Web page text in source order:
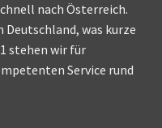
nach Österreich.
was kurze
stehen wir für
Service rund